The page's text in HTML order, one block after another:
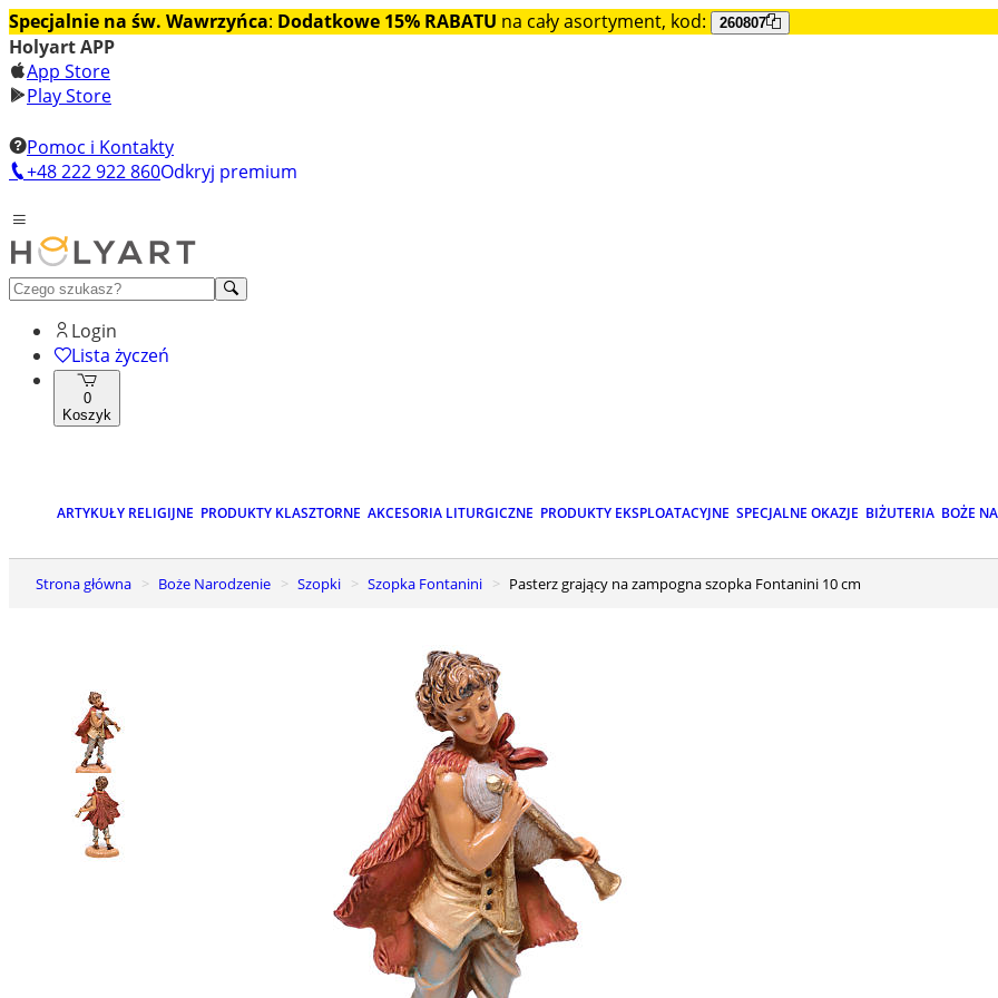
Specjalnie na św. Wawrzyńca: Dodatkowe 15% RABATU na cały asortyment, kod: 260807
Holyart APP
App Store
Play Store
Pomoc i Kontakty
+48 222 922 860Odkryj premium
Login
Lista życzeń
0
Koszyk
ARTYKUŁY RELIGIJNE PRODUKTY KLASZTORNE AKCESORIA LITURGICZNE PRODUKTY EKSPLOATACYJNE SPECJALNE OKAZJE BIŻUTERIA BOŻE
Strona główna Boże Narodzenie Szopki Szopka Fontanini Pasterz grający na zampogna szopka Fontanini 10 cm